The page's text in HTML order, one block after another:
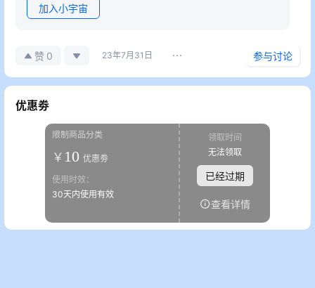
加入小宇宙
赞 0 23年7月31日 参与讨论
优惠劵
限制商品分类
￥ 10 优惠劵
使用时效：
30天内使用有效
领取时间
无法领取
已经过期
查看详情